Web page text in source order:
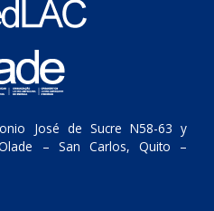
José de Sucre N58-63 y
– San Carlos, Quito –